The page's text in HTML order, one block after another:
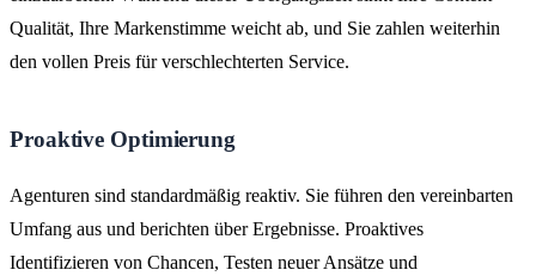
Qualität, Ihre Markenstimme weicht ab, und Sie zahlen weiterhin
den vollen Preis für verschlechterten Service.
Proaktive Optimierung
Agenturen sind standardmäßig reaktiv. Sie führen den vereinbarten
Umfang aus und berichten über Ergebnisse. Proaktives
Identifizieren von Chancen, Testen neuer Ansätze und